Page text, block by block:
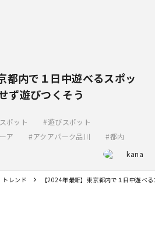
都内で１日中遊べるスポッ
ず遊びつくそう
ポット
遊びスポット
ア アクアパーク品川
都内
kana
トレンド 【2024年最新】東京都内で１日中遊べ